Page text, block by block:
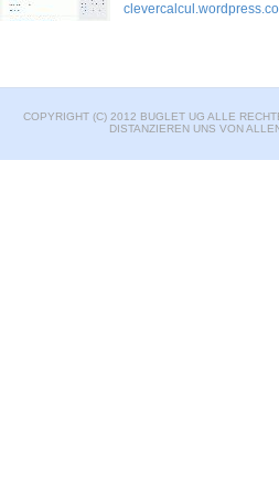
COPYRIGHT (C) 2012 BUGLET UG ALLE
DISTANZIEREN UNS VON